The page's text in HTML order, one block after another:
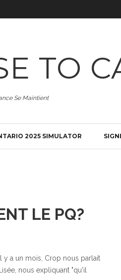
TO
Se Maintient
2025 SIMULATOR
LE PQ?
y a un mois, Crop nous parlait
nous expliquant "qu'il